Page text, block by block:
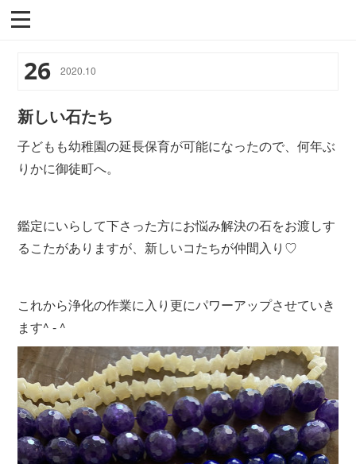
26 2020.10
新しい石たち
子どもも幼稚園の延長保育が可能になったので、何年ぶ
りかに御徒町へ。
鑑定にいらして下さった方にお悩み解決の石をお渡しす
るこたがありますが、新しいコたちが仲間入り♡
これから浄化の作業に入り更にパワーアップさせていき
ます^ - ^